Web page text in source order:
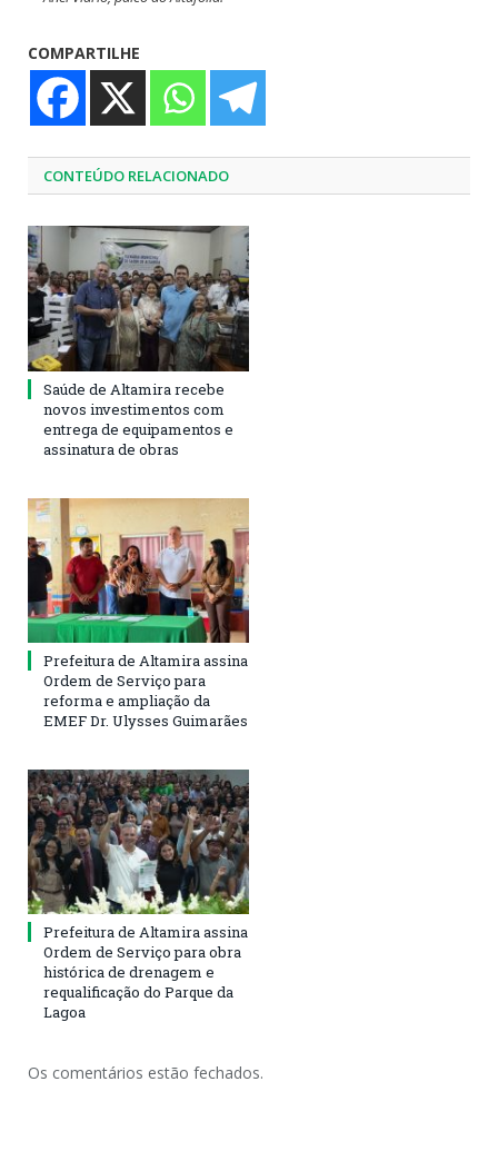
COMPARTILHE
CONTEÚDO RELACIONADO
Saúde de Altamira recebe
novos investimentos com
entrega de equipamentos e
assinatura de obras
Prefeitura de Altamira assina
Ordem de Serviço para
reforma e ampliação da
EMEF Dr. Ulysses Guimarães
Prefeitura de Altamira assina
Ordem de Serviço para obra
histórica de drenagem e
requalificação do Parque da
Lagoa
Os comentários estão fechados.